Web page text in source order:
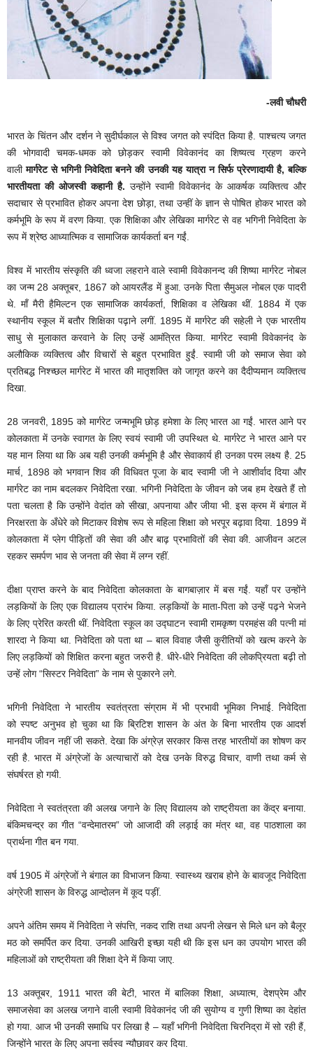
-लवी चौधरी
भारत के चिंतन और दर्शन ने सुदीर्घकाल से विश्व जगत को स्पंदित किया है. पाश्चत्य जगत
की भोगवादी चमक-धमक को छोड़कर स्वामी विवेकानंद का शिष्यत्व ग्रहण करने
वालीमार्गरेट से भगिनी निवेदिता बनने की उनकी यह यात्रा न सिर्फ प्रेरणादायी है, बल्कि
भारतीयता की ओजस्वी कहानी है. उन्होंने स्वामी विवेकानंद के आकर्षक व्यक्तित्व और
सदाचार से प्रभावित होकर अपना देश छोड़ा, तथा उन्हीं के ज्ञान से पोषित होकर भारत को
कर्मभूमि के रूप में वरण किया. एक शिक्षिका और लेखिका मार्गरेट से वह भगिनी निवेदिता के
रूप में श्रेष्ठ आध्यात्मिक व सामाजिक कार्यकर्ता बन गईं.
विश्व में भारतीय संस्कृति की ध्वजा लहराने वाले स्वामी विवेकानन्द की शिष्या मार्गरेट नोबल
का जन्म 28 अक्तूबर, 1867 को आयरलैंड में हुआ. उनके पिता सैमुअल नोबल एक पादरी
थे. माँ मैरी हैमिल्टन एक सामाजिक कार्यकर्ता, शिक्षिका व लेखिका थीं. 1884 में एक
स्थानीय स्कूल में बतौर शिक्षिका पढ़ाने लगीं. 1895 में मार्गरेट की सहेली ने एक भारतीय
साधु से मुलाकात करवाने के लिए उन्हें आमंत्रित किया. मार्गरेट स्वामी विवेकानंद के
अलौकिक व्यक्तित्व और विचारों से बहुत प्रभावित हुईं. स्वामी जी को समाज सेवा को
प्रतिबद्ध निश्च्छल मार्गरेट में भारत की मातृशक्ति को जागृत करने का दैदीप्यमान व्यक्तित्व
दिखा.
28 जनवरी, 1895 को मार्गरेट जन्मभूमि छोड़ हमेशा के लिए भारत आ गईं. भारत आने पर
कोलकाता में उनके स्वागत के लिए स्वयं स्वामी जी उपस्थित थे. मार्गरेट ने भारत आने पर
यह मान लिया था कि अब यही उनकी कर्मभूमि है और सेवाकार्य ही उनका परम लक्ष्य है. 25
मार्च, 1898 को भगवान शिव की विधिवत पूजा के बाद स्वामी जी ने आशीर्वाद दिया और
मार्गरेट का नाम बदलकर निवेदिता रखा. भगिनी निवेदिता के जीवन को जब हम देखते हैं तो
पता चलता है कि उन्होंने वेदांत को सीखा, अपनाया और जीया भी. इस क्रम में बंगाल में
निरक्षरता के अँधेरे को मिटाकर विशेष रूप से महिला शिक्षा को भरपूर बढ़ावा दिया. 1899 में
कोलकाता में प्लेग पीड़ितों की सेवा की और बाढ़ प्रभावितों की सेवा की. आजीवन अटल
रहकर समर्पण भाव से जनता की सेवा में लग्न रहीं.
दीक्षा प्राप्त करने के बाद निवेदिता कोलकाता के बागबाज़ार में बस गईं. यहाँ पर उन्होंने
लड़कियों के लिए एक विद्यालय प्रारंभ किया. लड़कियों के माता-पिता को उन्हें पढ़ने भेजने
के लिए प्रेरित करती थीं. निवेदिता स्कूल का उद्घाटन स्वामी रामकृष्ण परमहंस की पत्नी मां
शारदा ने किया था. निवेदिता को पता था – बाल विवाह जैसी कुरीतियों को खत्म करने के
लिए लड़कियों को शिक्षित करना बहुत जरुरी है. धीरे-धीरे निवेदिता की लोकप्रियता बढ़ी तो
उन्हें लोग “सिस्टर निवेदिता” के नाम से पुकारने लगे.
भगिनी निवेदिता ने भारतीय स्वतंत्रता संग्राम में भी प्रभावी भूमिका निभाई. निवेदिता
को स्पष्ट अनुभव हो चुका था कि ब्रिटिश शासन के अंत के बिना भारतीय एक आदर्श
मानवीय जीवन नहीं जी सकते. देखा कि अंग्रेज़ सरकार किस तरह भारतीयों का शोषण कर
रही है. भारत में अंग्रेजों के अत्याचारों को देख उनके विरुद्ध विचार, वाणी तथा कर्म से
संघर्षरत हो गयी.
निवेदिता ने स्वतंत्रता की अलख जगाने के लिए विद्यालय को राष्ट्रीयता का केंद्र बनाया.
बंकिमचन्द्र का गीत “वन्देमातरम” जो आजादी की लड़ाई का मंत्र था, वह पाठशाला का
प्रार्थना गीत बन गया.
वर्ष 1905 में अंग्रेजों ने बंगाल का विभाजन किया. स्वास्थ्य खराब होने के बावजूद निवेदिता
अंग्रेजी शासन के विरुद्ध आन्दोलन में कूद पड़ीं.
अपने अंतिम समय में निवेदिता ने संपत्ति, नकद राशि तथा अपनी लेखन से मिले धन को बैलूर
मठ को समर्पित कर दिया. उनकी आखिरी इच्छा यही थी कि इस धन का उपयोग भारत की
महिलाओं को राष्ट्रीयता की शिक्षा देने में किया जाए.
13 अक्तूबर, 1911 भारत की बेटी, भारत में बालिका शिक्षा, अध्यात्म, देशप्रेम और
समाजसेवा का अलख जगाने वाली स्वामी विवेकानंद जी की सुयोग्य व गुणी शिष्या का देहांत
हो गया. आज भी उनकी समाधि पर लिखा है – यहाँ भगिनी निवेदिता चिरनिद्रा में सो रही हैं,
जिन्होंने भारत के लिए अपना सर्वस्व न्यौछावर कर दिया.